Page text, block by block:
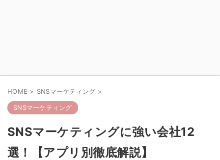
HOME > SNSマーケティング >
SNSマーケティング
SNSマーケティングに強い会社12
選！【アプリ別徹底解説】